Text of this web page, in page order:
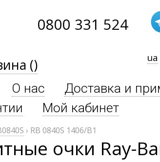
0800 331 524
() ua
О нас Доставка и
Мой кабинет
› RB 0840S 1406/B1
очки Ray-